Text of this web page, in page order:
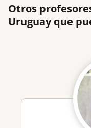
Otros
Uruguay que